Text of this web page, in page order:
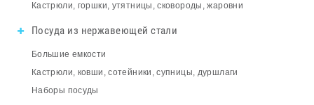
Кастрюли, горшки, утятницы, сковороды, жаровни
Посуда из нержавеющей стали
Большие емкости
Кастрюли, ковши, сотейники, супницы, дуршлаги
Наборы посуды